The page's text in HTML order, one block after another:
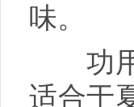
味。
功用
适合于